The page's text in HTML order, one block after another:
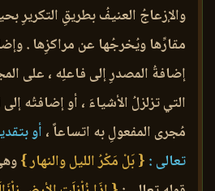
والإزعاجُ العنيفُ بطريقِ التكريرِ
مقارِّها ويُخرجُها عن مراكزِها .
إضافةُ المصدرِ إلى فاعلِه ، على
التي تزلزلُ الأشياءَ ، أو إضافتُه
مُجرى المفعولِ به اتساعاً ، أو
تعالى : { بَلْ مَكْرُ الليل والنهار }